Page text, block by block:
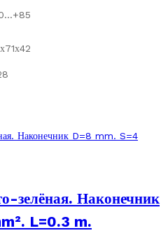
зелёная. Наконечник
L=0.3 m.